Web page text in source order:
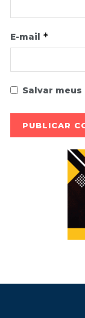
E-mail *
Salvar